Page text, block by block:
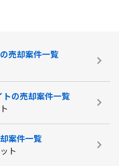
売却案件一覧
トの売却案件一覧
案件一覧
ト